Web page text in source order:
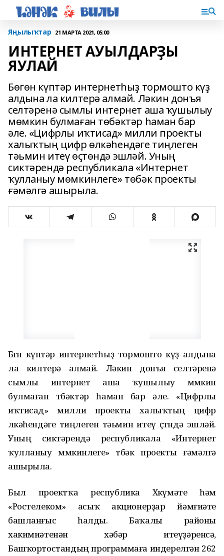
Яңылыҡтар 21 МАРТА 2021, 05:00
ИНТЕРНЕТ АУЫЛДАРҘЫ
ЯУЛАЙ
Бөгөн күптәр интернетһыҙ тормошто күҙ
алдына ла килтерә алмай. Ләкин донъя
селтәренә сымлы интернет аша ҡушылыу
мөмкин булмаған төбәктәр һаман бар
әле. «Цифрлы иҡтисад» милли проекты
халыҡтың цифр өлкәһендәге тиңлеген
тәьмин итеү өҫтөндә эшләй. Уның
сиктәрендә республикала «Интернет
ҡулланыу мөмкинлеге» төбәк проекты
ғәмәлгә ашырыла.
Бөгөн күптәр интернетһыҙ тормошто күҙ алдына
ла килтерә алмай. Ләкин донъя селтәренә
сымлы интернет аша ҡушылыу мөмкин
булмаған төбәктәр һаман бар әле. «Цифрлы
иҡтисад» милли проекты халыҡтың цифр
өлкәһендәге тиңлеген тәьмин итеү өҫтөндә эшләй.
Уның сиктәрендә республикала «Интернет
ҡулланыу мөмкинлеге» төбәк проекты ғәмәлгә
ашырыла.
Был проектҡа республика Хөкүмәте һәм
«Ростелеком» асыҡ акционерҙар йәмғиәте
башланғыс һалды. Баҡалы районы
хакимиәтенән хәбәр итеүҙәренсә,
Башҡортостандың программаға индерелгән 262